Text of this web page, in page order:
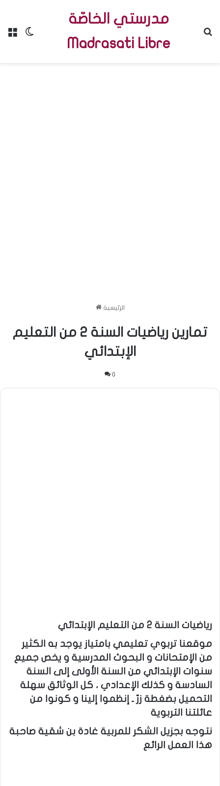
Menu
مدرستي الخاصّة
Madrasati Libre
الرئيسية
تمارين رياضيات السنة 2 من التعليم
الإبتدائي
0
رياضيات السنة 2 من التعليم الإبتدائي
موقعنا تربوي تعليمي بامتياز يوجد به الكثير
من الإمتحانات و البحوث المدرسية و يخص جميع
سنوات الإبتدائي من السنة الأولى إلى السنة
السادسة و كذلك الإعدادي ، كل الوثائق سهلة
التحميل بضغطة زرّ ـ إنظموا إلينا و كونوا من
عائلتنا التربوية
نتوجه بجزيل الشكر للمربية غادة بن شقية صاحبة
هذا العمل الرائع